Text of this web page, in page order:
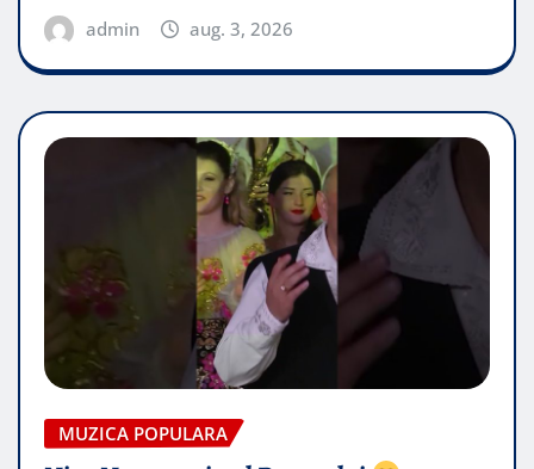
admin aug. 3, 2026
MUZICA POPULARA